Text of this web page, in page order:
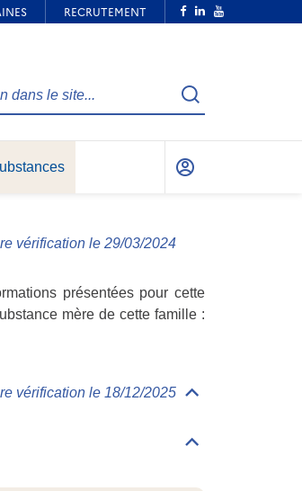
Recherche
Mon
vérification le 29/03/2024
présentées pour cette
mère de cette famille :
vérification le 18/12/2025
Déplier/replier
Déplier/replier